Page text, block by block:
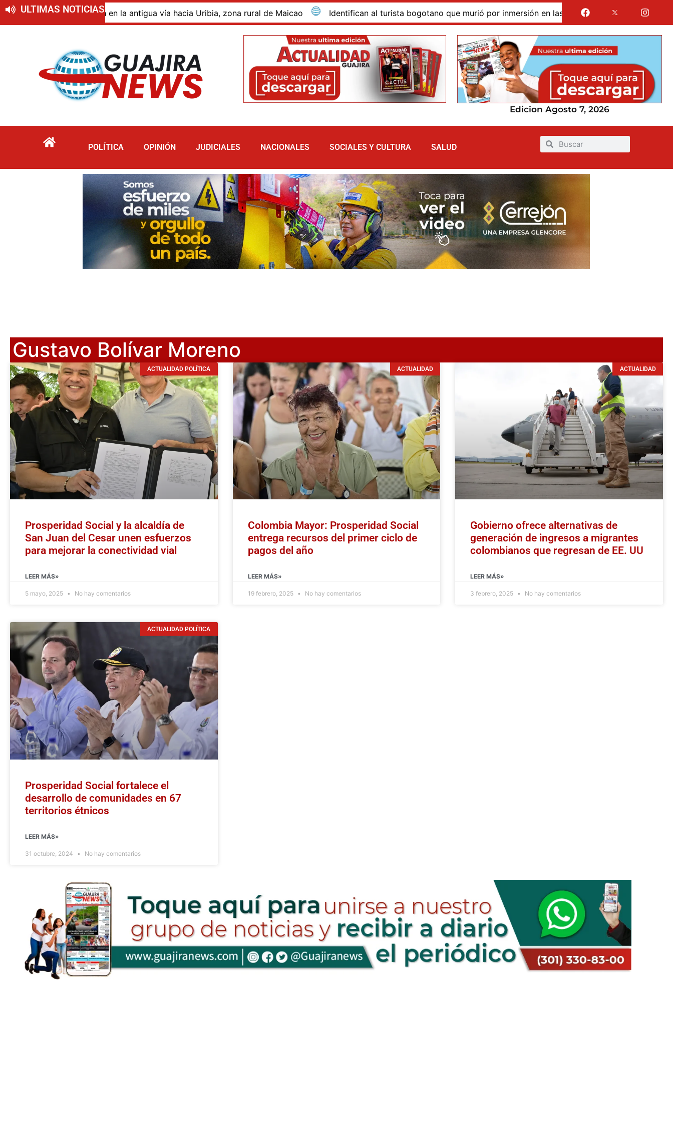
ULTIMAS NOTICIASen la antigua vía hacia Uribia, zona rural de Maicao Identifican al turista bogotano que murió por inmersión en las dunas de Taroa; su cuerpo permanece
Edicion Agosto 7, 2026
POLÍTICA OPINIÓN JUDICIALES NACIONALES SOCIALES Y CULTURA SALUD
Gustavo Bolívar Moreno
ACTUALIDAD POLÍTICA
Prosperidad Social y la alcaldía de
San Juan del Cesar unen esfuerzos
para mejorar la conectividad vial
LEER MÁS»
5 mayo, 2025 No hay comentarios
ACTUALIDAD
Colombia Mayor: Prosperidad Social
entrega recursos del primer ciclo de
pagos del año
LEER MÁS»
19 febrero, 2025 No hay comentarios
ACTUALIDAD
Gobierno ofrece alternativas de
generación de ingresos a migrantes
colombianos que regresan de EE. UU
LEER MÁS»
3 febrero, 2025 No hay comentarios
ACTUALIDAD POLÍTICA
Prosperidad Social fortalece el
desarrollo de comunidades en 67
territorios étnicos
LEER MÁS»
31 octubre, 2024 No hay comentarios